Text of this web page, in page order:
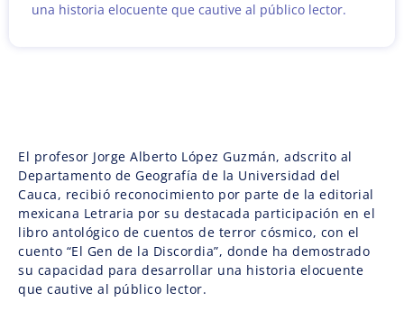
una historia elocuente que cautive al público lector.
El profesor Jorge Alberto López Guzmán, adscrito al
Departamento de Geografía de la Universidad del
Cauca, recibió reconocimiento por parte de la editorial
mexicana Letraria por su destacada participación en el
libro antológico de cuentos de terror cósmico, con el
cuento “El Gen de la Discordia”, donde ha demostrado
su capacidad para desarrollar una historia elocuente
que cautive al público lector.